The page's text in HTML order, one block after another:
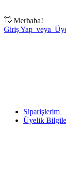
👋 Merhaba!
Giriş Yap veya
Siparişlerim
Üyelik